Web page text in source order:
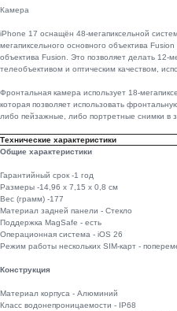
Камера
iPhone 17 оснащён 48-мегапиксельной
мегапиксельного основного объектива
объектива Fusion. Это позволяет делать 12-
телеобъективом и оптическим качеством,
Фронтальная камера использует 18-
которая позволяет использовать
либо пейзажные, либо портретные снимки в
Технические характеристики
Общие характеристики
Гарантийный срок -1 год
Размеры -14,96 x 7,15 x 0,8 см
Вес (грамм) -177
Материал задней панели - Стекло
Поддержка MagSafe - есть
Операционная система - iOS 26
Режим работы нескольких SIM-карт -
Конструкция
Материал корпуса - Алюминий
Класс водонепроницаемости - IP68